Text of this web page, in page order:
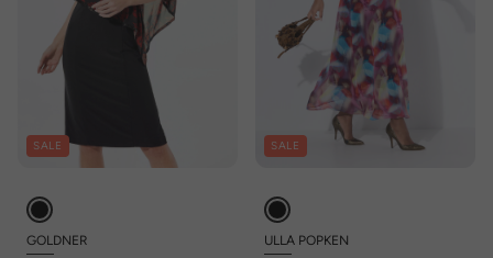
SALE
GOLDNER
SALE
ULLA POPKEN